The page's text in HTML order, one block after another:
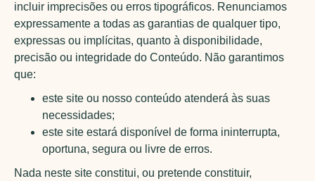
incluir imprecisões ou erros tipográficos. Renunciamos
expressamente a todas as garantias de qualquer tipo,
expressas ou implícitas, quanto à disponibilidade,
precisão ou integridade do Conteúdo. Não garantimos
que:
este site ou nosso conteúdo atenderá às suas
necessidades;
este site estará disponível de forma ininterrupta,
oportuna, segura ou livre de erros.
Nada neste site constitui, ou pretende constituir,